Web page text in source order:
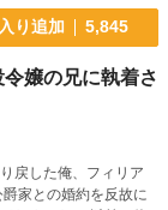
り追加 5,845
嬢の兄に執着さ
戻した俺、フィリア
家との婚約を反故に